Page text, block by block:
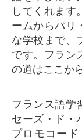
してくれます
ームからパリ
な学校まで、
です。フラン
の道はここか
フランス語学習の象徴であるアリアンス・フラン
セーズ・ド・
プロモコード